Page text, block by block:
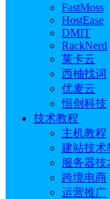
FastMoss
HostEase
DMIT
RackNerd
莱卡云
西柚找词
优麦云
恒创科技
技术教程
主机教程
建站技术
服务器技
跨境电商
运营推广
Hermes Agent
GitHub和AI社区引
自我成长的Agent，
也拥有完整的自我
不断改进技能。目前
持快速部署Hermes
聊天平台。下文是
VPS云服务器商家。